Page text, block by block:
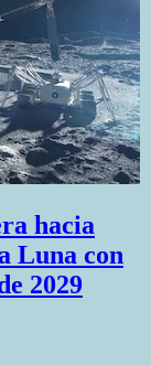
hacia
Luna con
2029